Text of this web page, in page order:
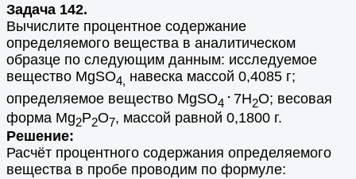
Задача 142.
Вычислите процентное содержание
определяемого вещества в аналитическом
образце по следующим данным: исследуемое
вещество MgSO4, навеска массой 0,4085 г;
определяемое вещество MgSO4
. 7H2O; весовая
форма Mg2P2O7, массой равной 0,1800 г.
Решение:
Расчёт процентного содержания определяемого
вещества в пробе проводим по формуле: